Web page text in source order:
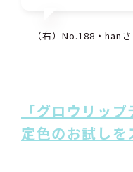
（右）No.188・han
「グロウリッ
定色のお試しを